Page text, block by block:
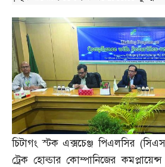
চিটাগং স্টক এক্সচেঞ্জ পিএলসির (
ট্রেক হোল্ডার কোম্পানিজের